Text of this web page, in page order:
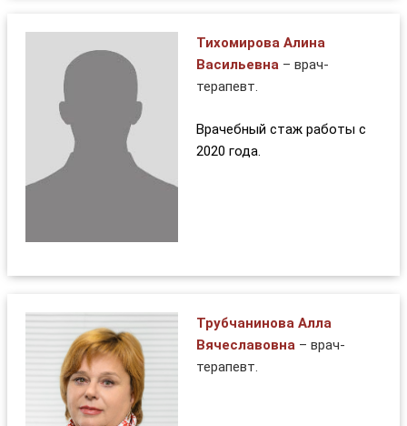
Тихомирова Алина
Васильевна – врач-
терапевт.
Врачебный стаж работы с
2020 года.
Трубчанинова Алла
Вячеславовна – врач-
терапевт.